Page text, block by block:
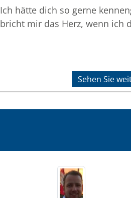
Ich hätte dich so gerne
bricht mir das Herz, wenn ich
Sehen Sie